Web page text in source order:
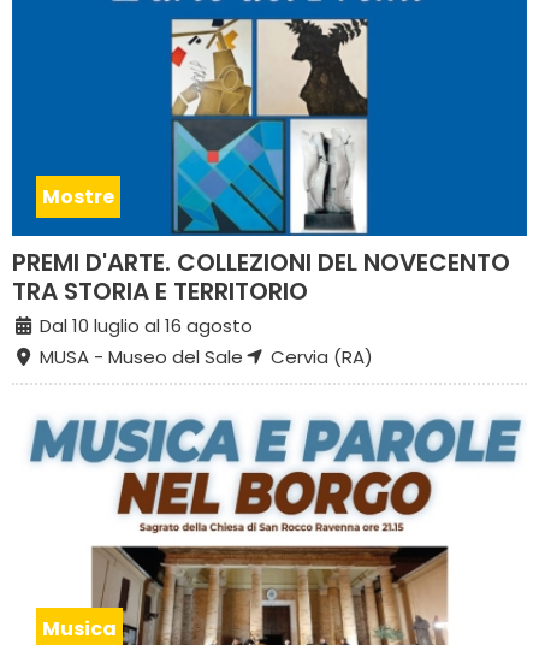
Mostre
PREMI D'ARTE. COLLEZIONI DEL NOVECENTO
TRA STORIA E TERRITORIO
Dal 10 luglio al 16 agosto
MUSA - Museo del Sale
Cervia (RA)
Musica